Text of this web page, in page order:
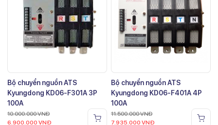
Bộ chuyển nguồn ATS
Kyungdong KD06-F301A 3P
100A
10.000.000VNĐ
6.900.000 VNĐ
Bộ chuyển nguồn ATS
Kyungdong KD06-F401A 4P
100A
11.500.000VNĐ
7.935.000 VNĐ